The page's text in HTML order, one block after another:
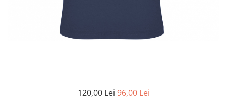
Tricouri de poveste
Colecții speciale
120,00 Lei 96,00 Lei